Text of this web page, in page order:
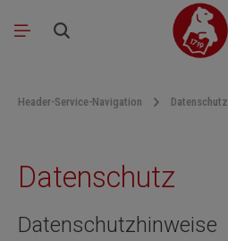
Skip to main content
Header-Service-Navigation Datenschutz
Datenschutz
Datenschutzhinweise